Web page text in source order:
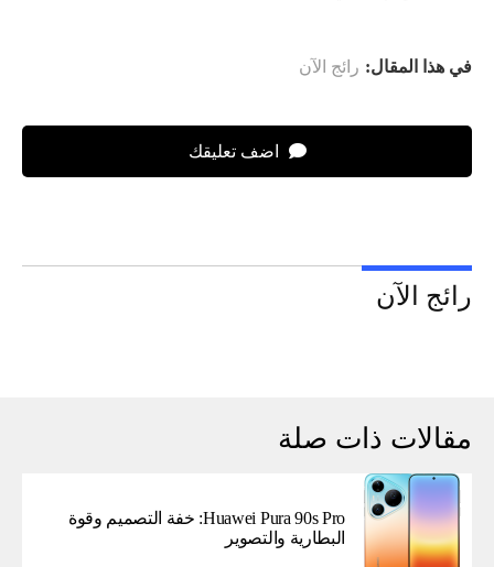
في هذا المقال: رائج الآن
اضف تعليقك
رائج الآن
مقالات ذات صلة
Huawei Pura 90s Pro: خفة التصميم وقوة
البطارية والتصوير